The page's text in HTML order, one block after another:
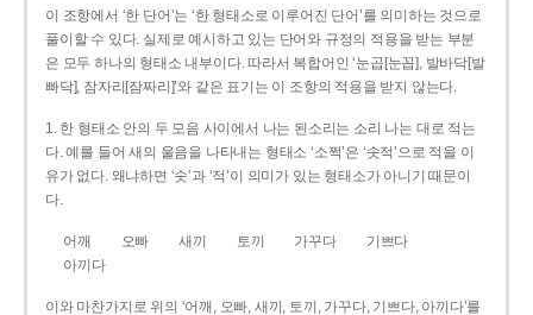
이 조항에서 ‘한 단어’는 ‘한 형태소로 이루어진 단어’를 의미하는 것으로
풀이할 수 있다. 실제로 예시하고 있는 단어와 규정의 적용을 받는 부분
은 모두 하나의 형태소 내부이다. 따라서 복합어인 ‘눈곱[눈꼽], 발바닥[발
빠닥], 잠자리[잠짜리]’와 같은 표기는 이 조항의 적용을 받지 않는다.
1. 한 형태소 안의 두 모음 사이에서 나는 된소리는 소리 나는 대로 적는
다. 예를 들어 새의 울음을 나타내는 형태소 ‘소쩍’은 ‘솟적’으로 적을 이
유가 없다. 왜냐하면 ‘솟’과 ‘적’이 의미가 있는 형태소가 아니기 때문이
다.
어깨 오빠 새끼 토끼 가꾸다
기쁘다
아끼다
이와 마찬가지로 위의 ‘어깨, 오빠, 새끼, 토끼, 가꾸다, 기쁘다, 아끼다’를